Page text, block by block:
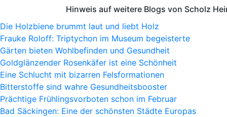
Hinweis auf weitere Blogs von Scholz
Die Holzbiene brummt laut und liebt Holz
Frauke Roloff: Triptychon im Museum begeisterte
Gärten bieten Wohlbefinden und Gesundheit
Goldglänzender Rosenkäfer ist eine Schönheit
Eine Schlucht mit bizarren Felsformationen
Bitterstoffe sind wahre Gesundheitsbooster
Prächtige Frühlingsvorboten schon im Februar
Bad Säckingen: Eine der schönsten Städte Europas